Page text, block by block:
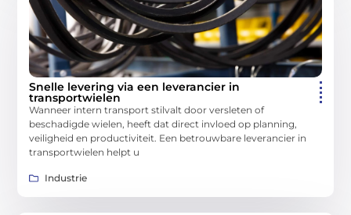
Snelle levering via een leverancier in
transportwielen
Wanneer intern transport stilvalt door versleten of
beschadigde wielen, heeft dat direct invloed op planning,
veiligheid en productiviteit. Een betrouwbare leverancier in
transportwielen helpt u
Industrie